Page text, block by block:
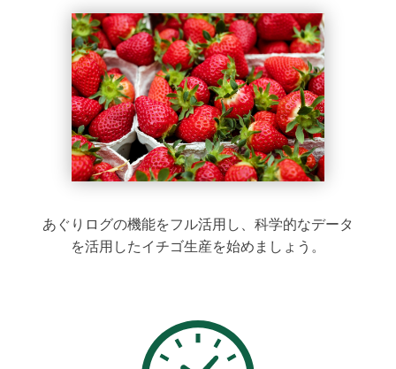
あぐりログの機能をフル活用し、科学的なデータ
を活用したイチゴ生産を始めましょう。